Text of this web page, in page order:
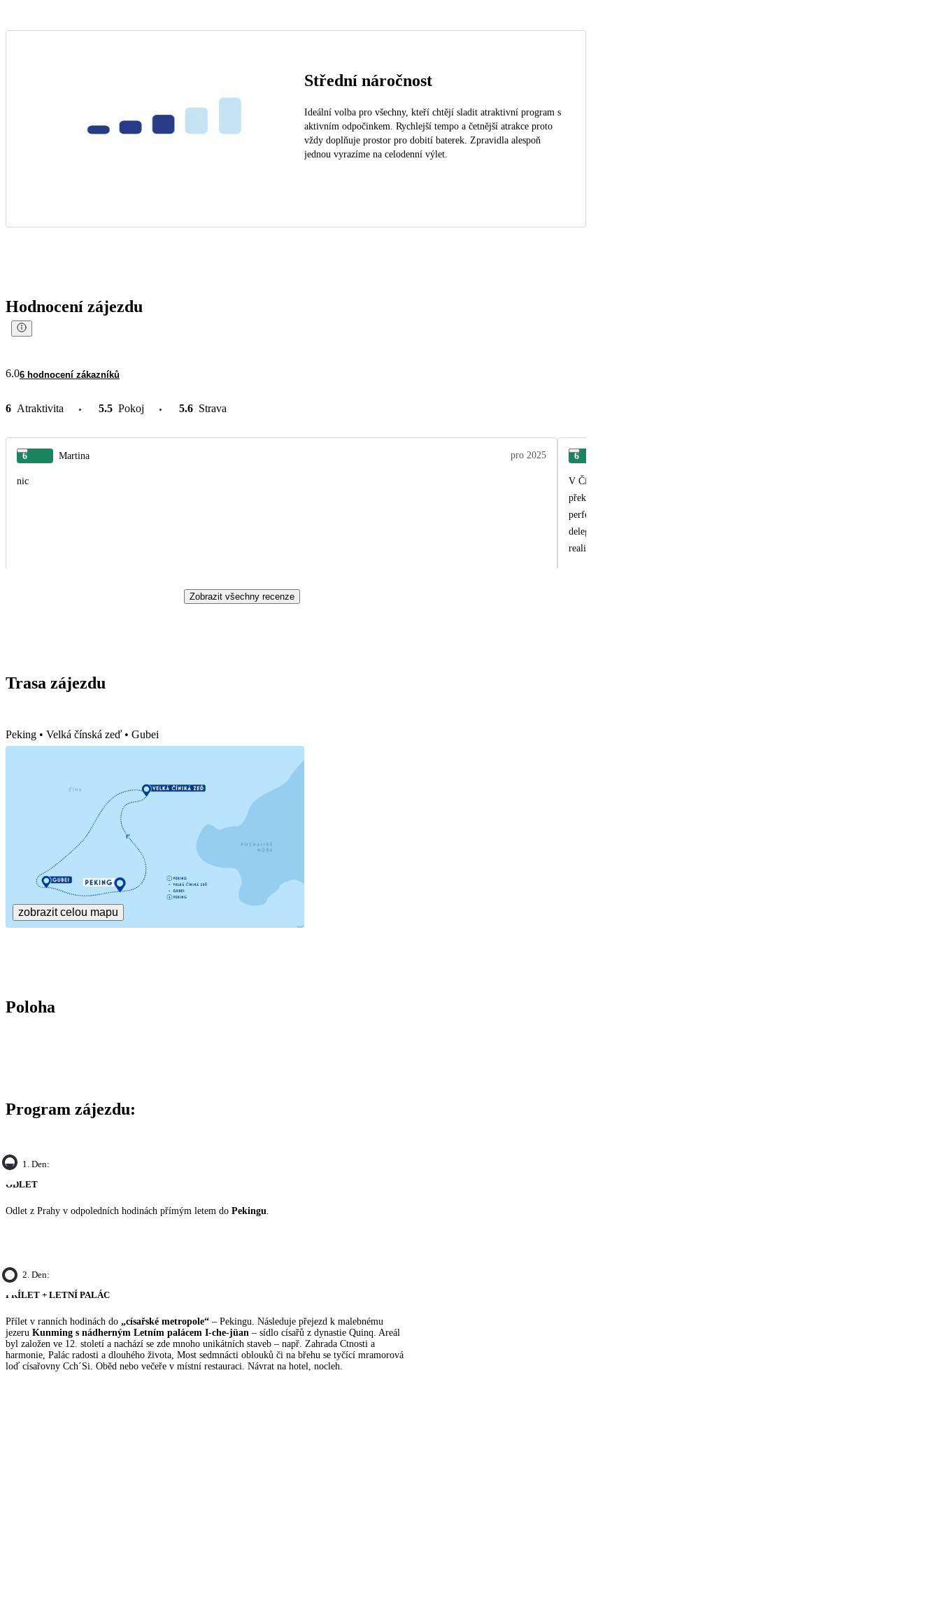
Střední náročnost
Ideální volba pro všechny, kteří chtějí sladit atraktivní program s
aktivním odpočinkem. Rychlejší tempo a četnější atrakce proto
vždy doplňuje prostor pro dobití baterek. Zpravidla alespoň
jednou vyrazíme na celodenní výlet.
Hodnocení zájezdu
6.06 hodnocení zákazníků
6 Atraktivita 5.5 Pokoj 5.6 Strava
6 Martina pro 2025
nic
6
V Číně jsme už byli v roce 2019 a očekávali jsme vysoký standard, jak jsme až na jeden
překonala naše očekávání. Ubytování perfektní, stravování perfektní, doprava na místo i v
perfektní. Program zájezdu, jak byl deklarován, byl beze zbytku splněn a neměl hluchá
delegátky Janky, která měla situaci bezpečně pod kontrolou. Každý večer podala informaci
realizaci vytvořila i dostatek prostoru pro individuální zájem. V průběhu prokázala hluboké
Zobrazit všechny recenze
Trasa zájezdu
Peking • Velká čínská zeď • Gubei
zobrazit celou mapu
Poloha
Program zájezdu:
1. Den:
ODLET
Odlet z Prahy v odpoledních hodinách přímým letem do Pekingu
2. Den:
PŘÍLET + LETNÍ PALÁC
Přílet v ranních hodinách do „císařské metropole“ – Pekingu. Následuje přejezd k malebnému
jezeru Kunming s nádherným Letním palácem I-che-jüan – sídlo císařů z dynastie Quinq. Areál
byl založen ve 12. století a nachází se zde mnoho unikátních staveb – např. Zahrada Ctnosti a
harmonie, Palác radosti a dlouhého života, Most sedmnácti oblouků či na břehu se tyčící mramorová
loď císařovny Cch´Si. Oběd nebo večeře v místní restauraci. Návrat na hotel, nocleh.